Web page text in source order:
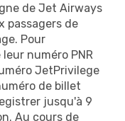
de Jet Airways
passagers de
Pour
numéro PNR
JetPrivilege
de billet
jusqu'à 9
Au cours de